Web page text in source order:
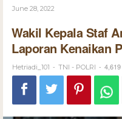
June 28, 2022
Wakil Kepala Staf
Laporan Kenaikan
Hetriadi_101 - TNI - POLRI -